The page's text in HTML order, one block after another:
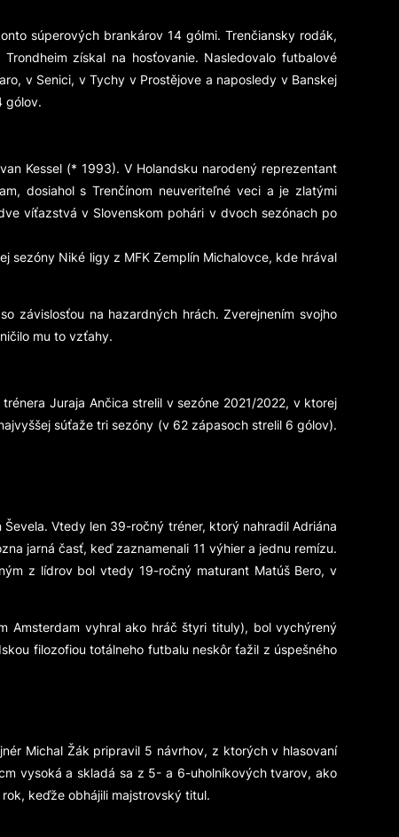
súperových brankárov 14 gólmi. Trenčiansky rodák,
získal na hosťovanie. Nasledovalo futbalové
v Senici, v Tychy v Prostějove a naposledy v Banskej
gólov.
Kessel (* 1993). V Holandsku narodený reprezentant
dosiahol s Trenčínom neuveriteľné veci a je zlatými
víťazstvá v Slovenskom pohári v dvoch sezónach po
sezóny Niké ligy z MFK Zemplín Michalovce, kde hrával
závislosťou na hazardných hrách. Zverejnením svojho
mu to vzťahy.
Juraja Ančica strelil v sezóne 2021/2022, v ktorej
súťaže tri sezóny (v 62 zápasoch strelil 6 gólov).
Vtedy len 39-ročný tréner, ktorý nahradil Adriána
jarná časť, keď zaznamenali 11 výhier a jednu remízu.
z lídrov bol vtedy 19-ročný maturant Matúš Bero, v
Amsterdam vyhral ako hráč štyri tituly), bol vychýrený
filozofiou totálneho futbalu neskôr ťažil z úspešného
Michal Žák pripravil 5 návrhov, z ktorých v hlasovaní
vysoká a skladá sa z 5- a 6-uholníkových tvarov, ako
keďže obhájili majstrovský titul.